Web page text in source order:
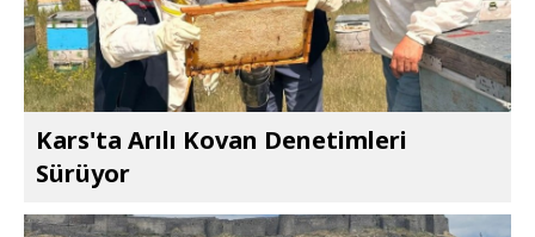
Kars'ta Arılı Kovan Denetimleri
Sürüyor